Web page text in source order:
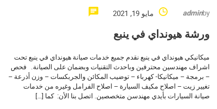
by
admin مايو 19, 2021
ورشة هيونداي في ينبع
ميكانيكي هيونداي في ينبع نقدم جميع خدمات صيانة هيونداي في ينبع تحت
اشراف مهندسين محترفين وباحدث التقنيات وبضمان على الصيانة. فحص
– برمجة – ميكانيكا- كهرباء – توضيب المكائن والجربكسات – وزن أذرعة –
تغيير زيت – اصلاح مكيف السيارة – اصلاح الفرامل وغيره من خدمات
صيانة السيارات بأيدي مهندسن متخصصين. اتصل بنا الأن: كما […]